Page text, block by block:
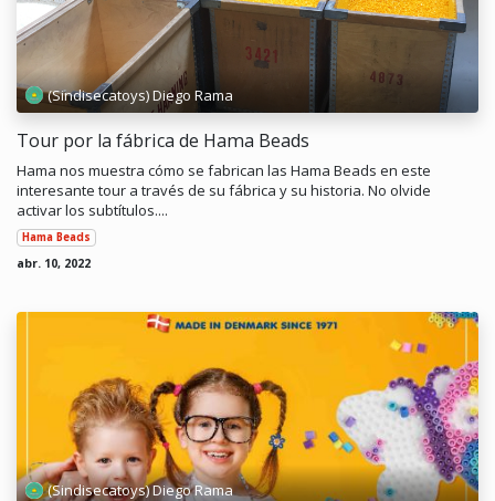
(Sindisecatoys) Diego Rama
Tour por la fábrica de Hama Beads
Hama nos muestra cómo se fabrican las Hama Beads en este
interesante tour a través de su fábrica y su historia. No olvide
activar los subtítulos....
Hama Beads
abr. 10, 2022
(Sindisecatoys) Diego Rama